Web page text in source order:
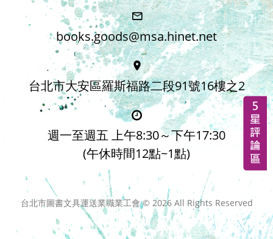
books.goods@msa.hinet.net
台北市大安區羅斯福路二段91號16樓之2
週一至週五 上午8:30～下午17:30
(午休時間12點~1點)
台北市圖書文具運送業職業工會 © 2026All Rights Reserved